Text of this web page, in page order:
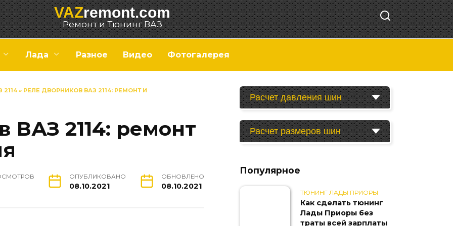
VAZremont.com
Ремонт и Тюнинг ВАЗ
Лада Разное Видео Фотогалерея
» РЕЛЕ ДВОРНИКОВ ВАЗ 2114: РЕМОНТ И
ВАЗ 2114: ремонт
ОПУБЛИКОВАНО
08.10.2021
ОБНОВЛЕНО
08.10.2021
Расчет давления шин
Расчет размеров шин
Популярное
ТЮНИНГ ЛАДЫ ПРИОРЫ
Как сделать тюнинг
Лады Приоры без
траты всей зарплаты